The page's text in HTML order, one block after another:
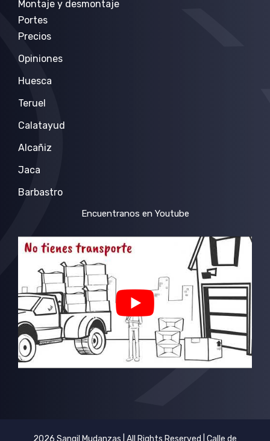
Montaje y desmontaje
Portes
Precios
Opiniones
Huesca
Teruel
Calatayud
Alcañiz
Jaca
Barbastro
Encuentranos en Youtube
2026 Sangil Mudanzas | All Rights Reserved | Calle de